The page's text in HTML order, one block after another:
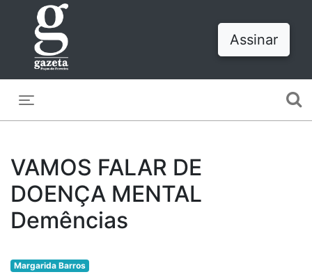
Assinar
VAMOS FALAR DE
DOENÇA MENTAL
Demências
Margarida Barros